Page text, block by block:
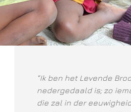
“Ik ben het Levende
nedergedaald is; zo
die zal in der